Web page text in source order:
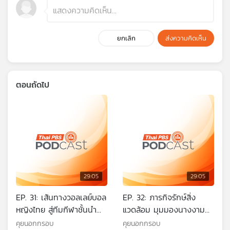
ยกเลิก ส่งความคิดเห็น
ตอนถัดไป
29:05
EP. 31: เส้นทางวอลเลย์บอล
หญิงไทย สู่ทีมกีฬาชั้นนำ
ระดับนานาชาติ ของโค้ชอ๊อต
คุยนอกกรอบ
29:05
EP. 32: ภารกิจรักษ์สิ่ง
แวดล้อม มุมมองนางงาม
รักษ์โลก มาริญา พูลเลิศ
คุยนอกกรอบ